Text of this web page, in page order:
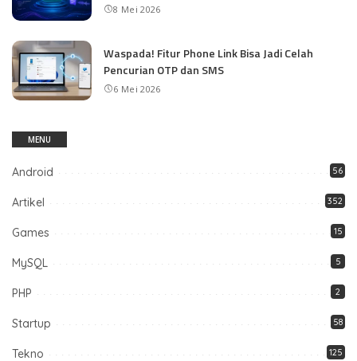
8 Mei 2026
Waspada! Fitur Phone Link Bisa Jadi Celah
Pencurian OTP dan SMS
6 Mei 2026
MENU
Android 56
Artikel 352
Games 15
MySQL 5
PHP 2
Startup 58
Tekno 125